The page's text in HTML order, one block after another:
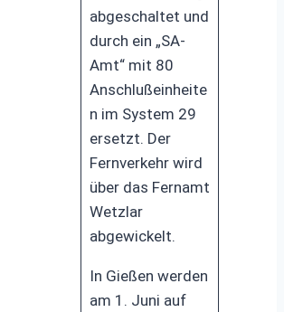
abgeschaltet und
durch ein „SA-
Amt“ mit 80
Anschlußeinheite
n im System 29
ersetzt. Der
Fernverkehr wird
über das Fernamt
Wetzlar
abgewickelt.
In Gießen werden
am 1. Juni auf